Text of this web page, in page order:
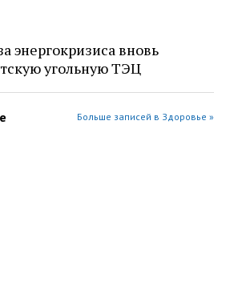
энергокризиса вновь
угольную ТЭЦ
Больше записей в Здоровье »